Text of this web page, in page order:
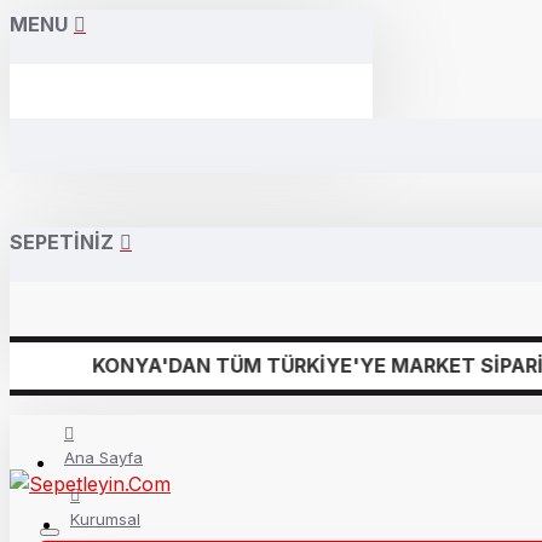
MENU
SEPETINIZ
TÜM TÜRKİYE'YE MARKET SİPARİŞLERİNİZİ
Ana Sayfa
Kurumsal